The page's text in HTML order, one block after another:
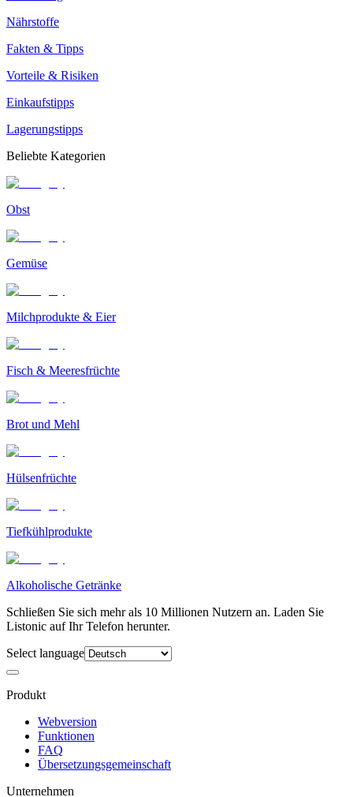
Nährstoffe
Fakten & Tipps
Vorteile & Risiken
Einkaufstipps
Lagerungstipps
Beliebte Kategorien
Obst
Gemüse
Milchprodukte & Eier
Fisch & Meeresfrüchte
Brot und Mehl
Hülsenfrüchte
Tiefkühlprodukte
Alkoholische Getränke
Schließen Sie sich mehr als 10 Millionen Nutzern an. Laden Sie
Listonic auf Ihr Telefon herunter.
Select language
Produkt
Webversion
Funktionen
FAQ
Übersetzungsgemeinschaft
Unternehmen